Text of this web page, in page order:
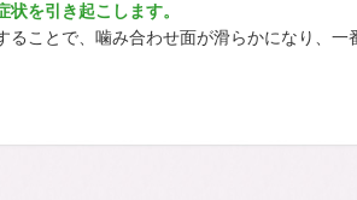
を引き起こします。
ることで、噛み合わせ面が滑らかになり、一